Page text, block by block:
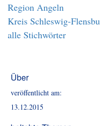
Region Angeln
Kreis Schleswig-
alle Stichwörter
Über
veröffentlicht am:
13.12.2015